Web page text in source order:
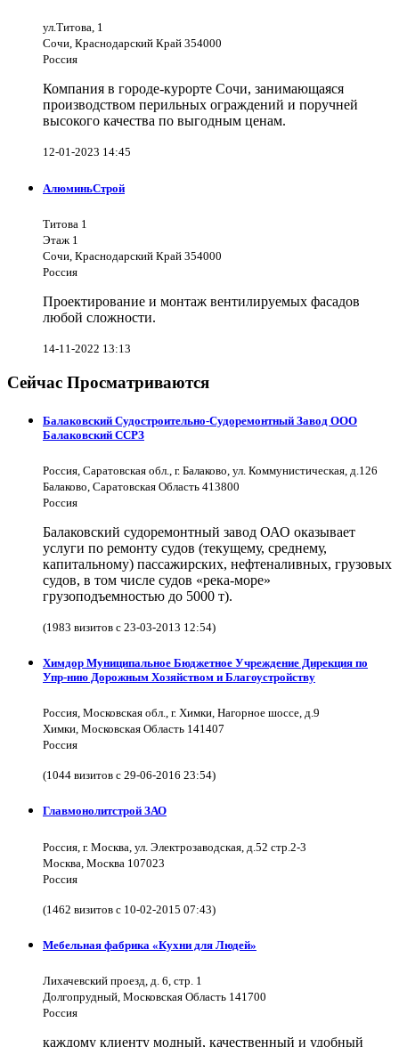
ул.Титова, 1
Сочи, Краснодарский Край 354000
Россия
Компания в городе-курорте Сочи, занимающаяся
производством перильных ограждений и поручней
высокого качества по выгодным ценам.
12-01-2023 14:45
АлюминьСтрой
Титова 1
Этаж 1
Сочи, Краснодарский Край 354000
Россия
Проектирование и монтаж вентилируемых фасадов
любой сложности.
14-11-2022 13:13
Сейчас Просматриваются
Балаковский Судостроительно-Судоремонтный Завод ООО
Балаковский ССРЗ
Россия, Саратовская обл., г. Балаково, ул. Коммунистическая, д.126
Балаково, Саратовская Область 413800
Россия
Балаковский судоремонтный завод ОАО оказывает
услуги по ремонту судов (текущему, среднему,
капитальному) пассажирских, нефтеналивных, грузовых
судов, в том числе судов «река-море»
грузоподъемностью до 5000 т).
(1983 визитов с 23-03-2013 12:54)
Химдор Муниципальное Бюджетное Учреждение Дирекция по
Упр-нию Дорожным Хозяйством и Благоустройству
Россия, Московская обл., г. Химки, Нагорное шоссе, д.9
Химки, Московская Область 141407
Россия
(1044 визитов с 29-06-2016 23:54)
Главмонолитстрой ЗАО
Россия, г. Москва, ул. Электрозаводская, д.52 стр.2-3
Москва, Москва 107023
Россия
(1462 визитов с 10-02-2015 07:43)
Мебельная фабрика «Кухни для Людей»
Лихачевский проезд, д. 6, стр. 1
Долгопрудный, Московская Область 141700
Россия
каждому клиенту модный, качественный и удобный